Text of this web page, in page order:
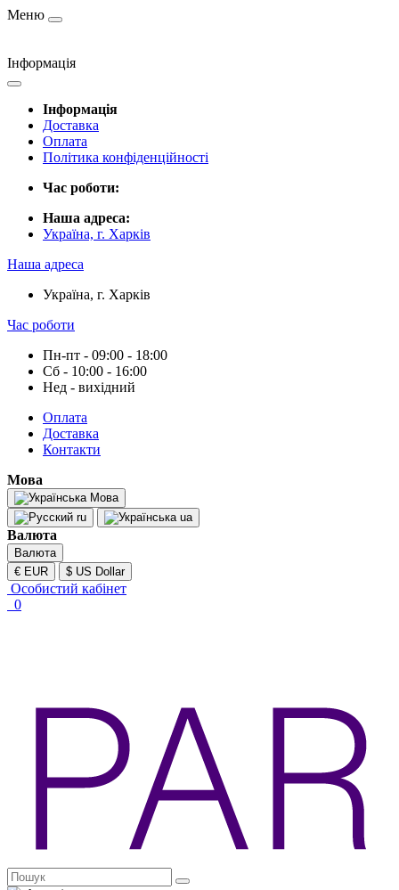
Меню
Інформація
Інформація
Доставка
Оплата
Політика конфіденційності
Час роботи:
Наша адреса:
Україна, г. Харків
Наша адреса
Україна, г. Харків
Час роботи
Пн-пт - 09:00 - 18:00
Сб - 10:00 - 16:00
Нед - вихідний
Оплата
Доставка
Контакти
Мова
Мова
ru
ua
Валюта
Валюта
€ EUR
$ US Dollar
Особистий кабінет
0